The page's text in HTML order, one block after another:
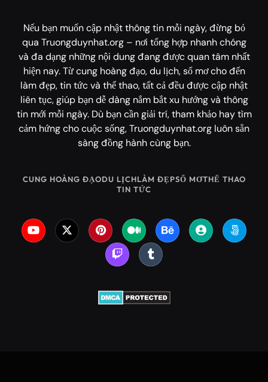
Nếu bạn muốn cập nhật thông tin mỗi ngày, đừng bỏ
qua Truongduynhat.org – nơi tổng hợp nhanh chóng
và đa dạng những nội dung đang được quan tâm nhất
hiện nay. Từ cung hoàng đạo, du lịch, sổ mơ cho đến
làm đẹp, tin tức và thể thao, tất cả đều được cập nhật
liên tục, giúp bạn dễ dàng nắm bắt xu hướng và thông
tin mới mỗi ngày. Dù bạn cần giải trí, tham khảo hay tìm
cảm hứng cho cuộc sống, Truongduynhat.org luôn sẵn
sàng đồng hành cùng bạn.
CUNG HOÀNG ĐẠODU LỊCHLÀM ĐẸPSỔ MƠTHỂ THAO
TIN TỨC